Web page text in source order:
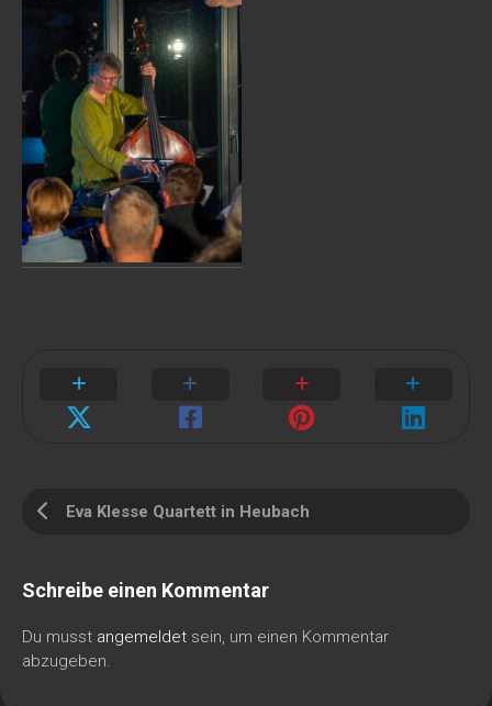
Eva Klesse Quartett in Heubach
Schreibe einen Kommentar
Du musst angemeldet sein, um einen Kommentar
abzugeben.